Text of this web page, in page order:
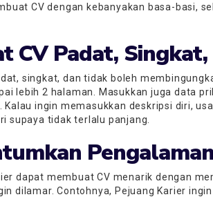
CV dengan kebanyakan basa-basi,
CV Padat,
singkat, dan tidak boleh
lebih 2 halaman. Masukkan juga data
Kalau ingin memasukkan deskripsi diri,
supaya tidak terlalu panjang.
dapat membuat CV menarik dengan
dilamar. Contohnya, Pejuang Karier